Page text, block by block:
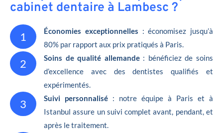
cabinet dentaire à Lambesc ?
1 Économies exceptionnelles : économisez jusqu’à
80% par rapport aux prix pratiqués à Paris.
2 Soins de qualité allemande: bénéficiez de soins
d’excellence avec des dentistes qualifiés et
expérimentés.
3 Suivi personnalisé : notre équipe à Paris et à
Istanbul assure un suivi complet avant, pendant, et
après le traitement.